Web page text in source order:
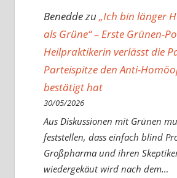
Beneddezu„Ich bin länger
als Grüne“ – Erste Grünen-
Heilpraktikerin verlässt die
Parteispitze den Anti-
bestätigt hat
30/05/2026
Aus Diskussionen mit Grünen
feststellen, dass einfach blind
Großpharma und ihren
wiedergekäut wird nach dem…